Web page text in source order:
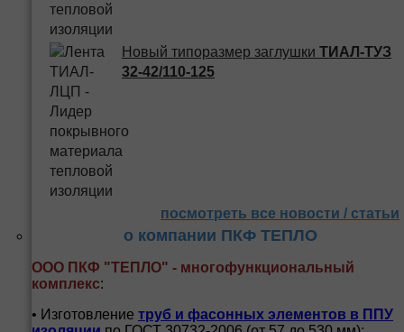
Новый типоразмер заглушки ТИАЛ-ТУЗ
32-42/110-125
посмотреть все новости / статьи
о компании ПКФ ТЕПЛО
ООО ПКФ "ТЕПЛО" - многофункциональный
комплекс:
• Изготовление труб и фасонных элементов в ППУ